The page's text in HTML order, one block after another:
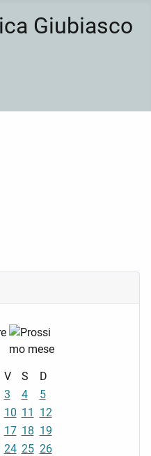
Giubiasco
V S
D
3 4
5
10 11
12
17 18 19
24 25 26